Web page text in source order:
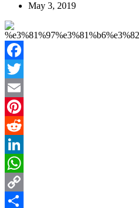
May 3, 2019
Facebook
Twitter
Email
Pinterest
Reddit
LinkedIn
WhatsApp
Copy